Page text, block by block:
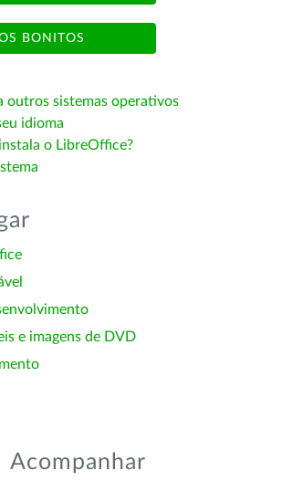
BONITOS
outros sistemas operativos
idioma
o LibreOffice?
e imagens de DVD
Acompanhar